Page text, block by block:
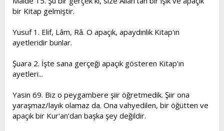
bir Kitap gelmiştir.
Yusuf 1. Elif, Lâm, Râ. O apaçık, apaydınlık Kitap'ın
ayetleridir bunlar.
Şuara 2. İşte sana gerçeği apaçık gösteren Kitap'ın
ayetleri...
Yasin 69. Biz o peygambere şiir öğretmedik. Şiir ona
yaraşmaz/layık olamaz da. Ona vahyedilen, bir öğütten ve
apaçık bir Kur'an'dan başka şey değildir.